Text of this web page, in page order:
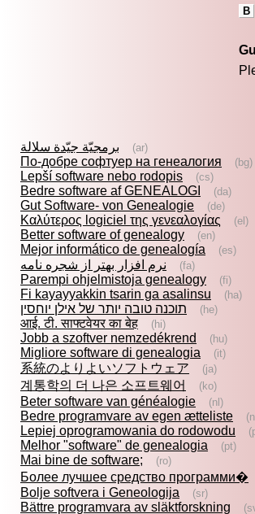
B
برمجيّة جيّدة سلالة (ar)
По-добре софтуер на генеалогия (bg)
Lepší software nebo rodopis (cs)
Bedre software af GENEALOGI (da)
Gut Software- von Genealogie (de)
Καλύτερος logiciel της γενεαλογίας (el)
Better software of genealogy (en)
Mejor informático de genealogía (es)
نرم افزار بهتر از شجره نامه (fa)
Parempi ohjelmistoja genealogy (fi)
Fi kayayyakkin tsarin ga asalinsu (ha)
תוכנה טובה יותר של אילן יוחסין (he)
आई. टी. साफ्टवेयर का बेह (hi)
Jobb a szoftver nemzedékrend (hu)
Migliore software di genealogia (it)
系統のよりよいソフトウェア (ja)
계통학의 더 나은 소프트웨어 (ko)
Beter software van généalogie (nl)
Bedre programvare av egen ætteliste
Lepiej oprogramowania do rodowodu
Melhor "software" de genealogia (pt)
Mai bine de software; (ro)
Более лучшее средство программи�
Bolje softvera i Geneologija (sr)
Bättre programvara av släktforskning